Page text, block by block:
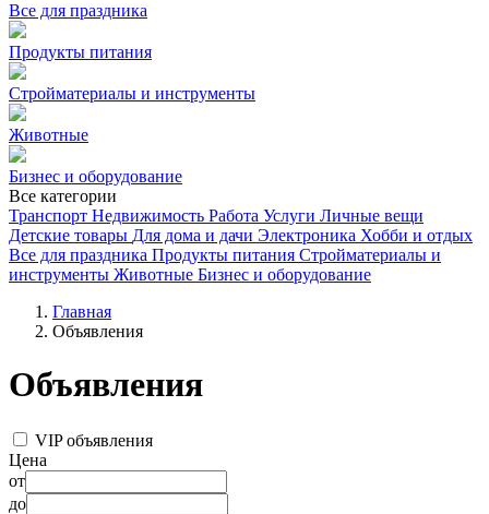
Все для праздника
Продукты питания
Стройматериалы и инструменты
Животные
Бизнес и оборудование
Все категории
Транспорт Недвижимость Работа Услуги Личные вещи
Детские товары Для дома и дачи Электроника Хобби и отдых
Все для праздника Продукты питания Стройматериалы и
инструменты Животные Бизнес и оборудование
Главная
Объявления
Объявления
VIP объявления
Цена
от
до